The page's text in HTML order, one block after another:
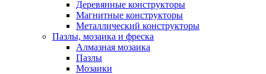
Деревянные конструкторы
Магнитные конструкторы
Металлический конструкторы
Пазлы, мозаика и фреска
Алмазная мозаика
Пазлы
Мозаики